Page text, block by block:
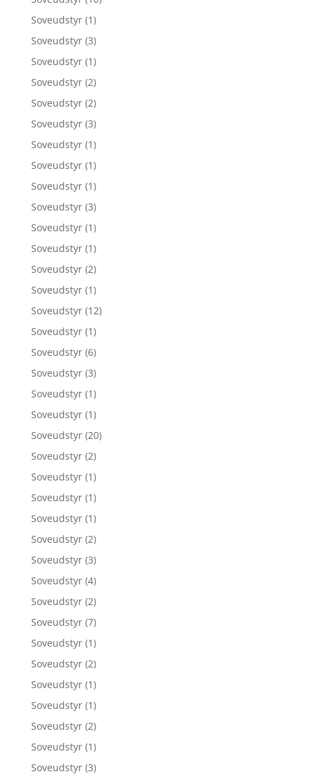
Soveudstyr (1)
Soveudstyr (3)
Soveudstyr (1)
Soveudstyr (2)
Soveudstyr (2)
Soveudstyr (3)
Soveudstyr (1)
Soveudstyr (1)
Soveudstyr (1)
Soveudstyr (3)
Soveudstyr (1)
Soveudstyr (1)
Soveudstyr (2)
Soveudstyr (1)
Soveudstyr (12)
Soveudstyr (1)
Soveudstyr (6)
Soveudstyr (3)
Soveudstyr (1)
Soveudstyr (1)
Soveudstyr (20)
Soveudstyr (2)
Soveudstyr (1)
Soveudstyr (1)
Soveudstyr (1)
Soveudstyr (2)
Soveudstyr (3)
Soveudstyr (4)
Soveudstyr (2)
Soveudstyr (7)
Soveudstyr (1)
Soveudstyr (2)
Soveudstyr (1)
Soveudstyr (1)
Soveudstyr (2)
Soveudstyr (1)
Soveudstyr (3)